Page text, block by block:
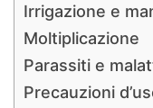
Irrigazione e
Moltiplicazione
Parassiti e
Precauzioni